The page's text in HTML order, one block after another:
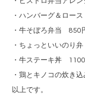
・ハンバーグ＆ロー
・牛そぼろ弁当 850
・ちょっといいのり
・牛ステーキ丼
・鶏とキノコの炊き
以上です。